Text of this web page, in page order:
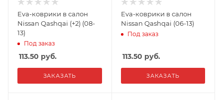
Eva-коврики в салон
Nissan Qashqai (+2) (08-
13)
Под заказ
113.50 руб.
ЗАКАЗАТЬ
Eva-коврики в салон
Nissan Qashqai (06-13)
Под заказ
113.50 руб.
ЗАКАЗАТЬ